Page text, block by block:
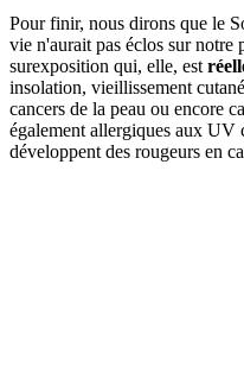
Pour finir, nous dirons que le
vie n'aurait pas éclos sur
surexposition qui, elle, est
insolation, vieillissement
cancers de la peau ou encore
également allergiques aux UV
développent des rougeurs en